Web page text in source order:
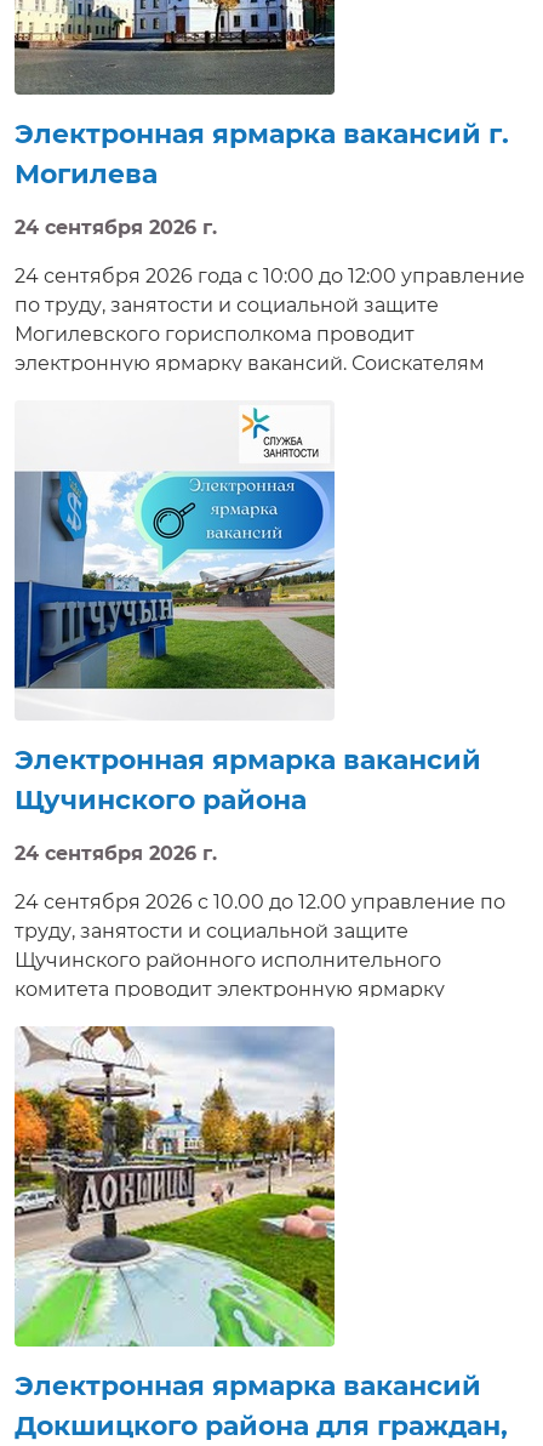
Электронная ярмарка вакансий г.
Могилева
24 сентября 2026 г.
24 сентября 2026 года с 10:00 до 12:00 управление
по труду, занятости и социальной защите
Могилевского горисполкома проводит
электронную ярмарку вакансий. Соискателям
вакансиями, предлагаемыми нанимателями,
условиями труда, а также задать интересующие
вопросы, направить резюме, получить
электронную консультацию, приглашение на
собеседование в режиме реального времени
Электронная ярмарка вакансий
Щучинского района
24 сентября 2026 г.
24 сентября 2026 с 10.00 до 12.00 управление по
труду, занятости и социальной защите
Щучинского районного исполнительного
комитета проводит электронную ярмарку
ознакомится с вакансиями, предлагаемыми
нанимателями, условиями труда, а также задать
интересующие вопросы, направить резюме,
получить электронную консультацию,
приглашение на собеседование в режиме
реального времени. Электронная ярмарка
вакансий доступна на сайте https://e-vacancy.by.
Электронная ярмарка вакансий
Докшицкого района для граждан,